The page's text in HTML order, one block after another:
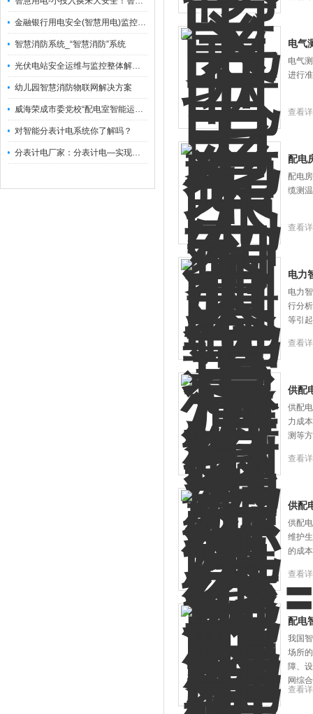
金融银行用电安全(智慧用电)监控解决方案
智慧消防系统_“智慧消防”系统
光伏电站安全运维与监控整体解决方案
幼儿园智慧消防物联网解决方案
威海荣成市委党校“配电室智能运维新模式”守护“红色学府”
对智能分表计电系统你了解吗？
分表计电厂家：分表计电—实现对河北企业治污设备的智能化管控
电气
电气
进行
查看
配电
配电
缆测
查看
电力
电力
行分
等引
查看
供配
供配
力成
测等
查看
供配
供配
维护
的成
查看
配电
我国
场所
障、
网综
查看